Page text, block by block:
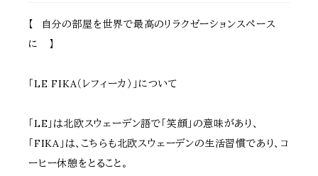
【 自分の部屋を世界で最高のリラクゼーションスペース
に 】
「LE FIKA（レフィーカ）」について
「LE」は北欧スウェーデン語で「笑顔」の意味があり、
「FIKA」は、こちらも北欧スウェーデンの生活習慣であり、コ
ーヒー休憩をとること。